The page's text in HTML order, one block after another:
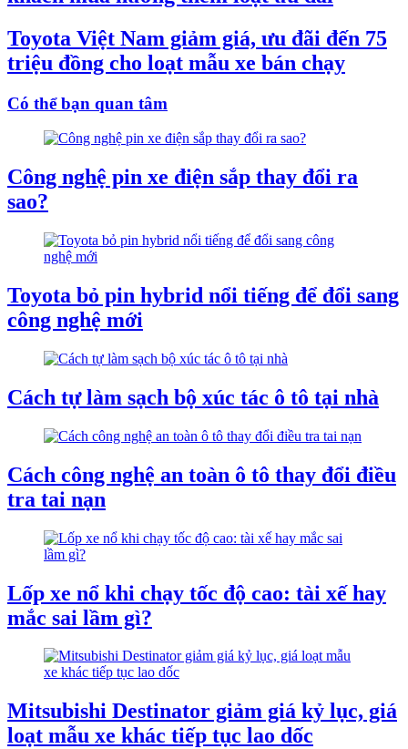
Toyota Việt Nam giảm giá, ưu đãi đến 75
triệu đồng cho loạt mẫu xe bán chạy
Có thể bạn quan tâm
Công nghệ pin xe điện sắp thay đổi ra
sao?
Toyota bỏ pin hybrid nổi tiếng để đổi sang
công nghệ mới
Cách tự làm sạch bộ xúc tác ô tô tại nhà
Cách công nghệ an toàn ô tô thay đổi điều
tra tai nạn
Lốp xe nổ khi chạy tốc độ cao: tài xế hay
mắc sai lầm gì?
Mitsubishi Destinator giảm giá kỷ lục, giá
loạt mẫu xe khác tiếp tục lao dốc